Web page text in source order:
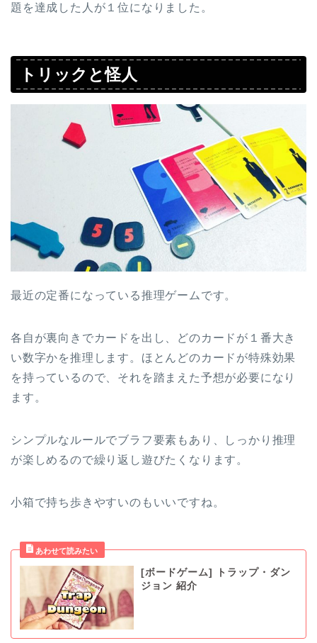
題を達成した人が１位になりました。
トリックと怪人
最近の定番になっている推理ゲームです。
各自が裏向きでカードを出し、どのカードが１番大き
い数字かを推理します。ほとんどのカードが特殊効果
を持っているので、それを踏まえた予想が必要になり
ます。
シンプルなルールでブラフ要素もあり、しっかり推理
が楽しめるので繰り返し遊びたくなります。
小箱で持ち歩きやすいのもいいですね。
[ボードゲーム] トラップ・ダン
ジョン 紹介